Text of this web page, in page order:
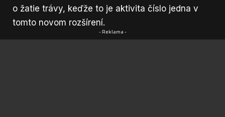
o žatie trávy, keďže to je aktivita číslo jedna v
tomto novom rozšírení.
- Reklama -